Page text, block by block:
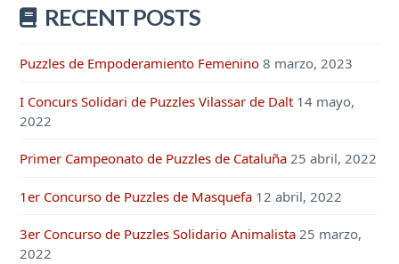
RECENT POSTS
Puzzles de Empoderamiento Femenino 8 marzo, 2023
I Concurs Solidari de Puzzles Vilassar de Dalt 14 mayo,
2022
Primer Campeonato de Puzzles de Cataluña 25 abril, 2022
1er Concurso de Puzzles de Masquefa 12 abril, 2022
3er Concurso de Puzzles Solidario Animalista 25 marzo,
2022